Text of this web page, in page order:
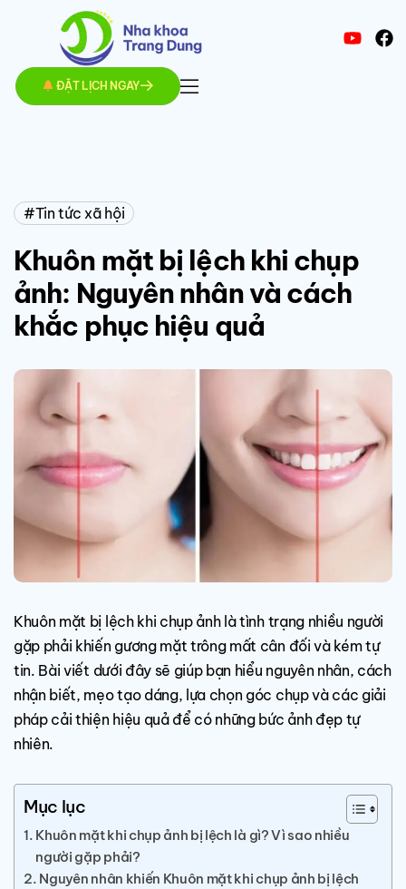
ĐẶT LỊCH NGAY
Tin tức xã hội
Khuôn mặt bị lệch khi chụp
ảnh: Nguyên nhân và cách
khắc phục hiệu quả
Khuôn mặt bị lệch khi chụp ảnh là tình trạng nhiều người
gặp phải khiến gương mặt trông mất cân đối và kém tự
tin. Bài viết dưới đây sẽ giúp bạn hiểu nguyên nhân, cách
nhận biết, mẹo tạo dáng, lựa chọn góc chụp và các giải
pháp cải thiện hiệu quả để có những bức ảnh đẹp tự
nhiên.
Mục lục
Khuôn mặt khi chụp ảnh bị lệch là gì? Vì sao nhiều
người gặp phải?
Nguyên nhân khiến Khuôn mặt khi chụp ảnh bị lệch